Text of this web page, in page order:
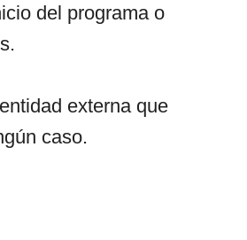
del programa o
externa que
caso.